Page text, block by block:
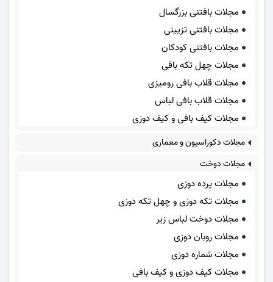
مجلات بافتنی بزرگسال
مجلات بافتنی تزیینی
مجلات بافتنی کودکان
مجلات چهل تکه بافی
مجلات قلاب بافی رومیزی
مجلات قلاب بافی لباس
مجلات کیف بافی و کیف دوزی
مجلات دکوراسیون و معماری
مجلات دوخت
مجلات پرده دوزی
مجلات تکه دوزی و چهل تکه دوزی
مجلات دوخت لباس زیر
مجلات روبان دوزی
مجلات شماره دوزی
مجلات کیف دوزی و کیف بافی